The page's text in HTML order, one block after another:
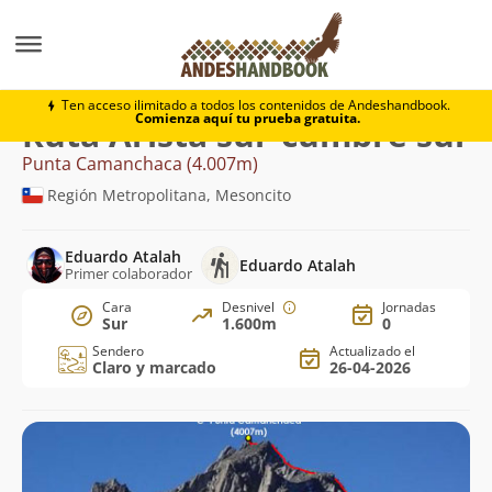
Ten acceso ilimitado a todos los contenidos de Andeshandbook.
Comienza aquí tu prueba gratuita.
Punta Camanchaca Arista sur-cumbre sur
Ruta Arista sur-cumbre sur
Punta Camanchaca (4.007m)
Región Metropolitana, Mesoncito
Eduardo Atalah
Primer colaborador Eduardo Atalah
Cara
Sur
Desnivel
1.600m
Jornadas
0
Sendero
Claro y marcado
Actualizado el
26-04-2026